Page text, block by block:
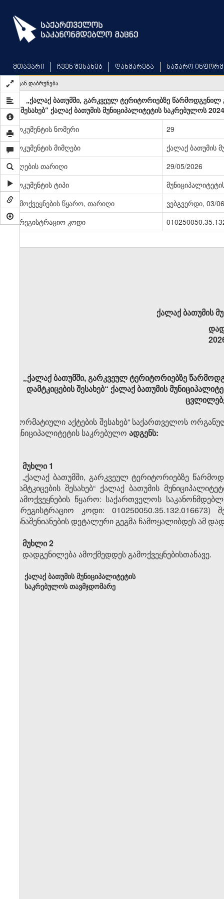
main
content
მთავარი ჩვენ შესახებ დახმარება საჯარო
უკან დაბრუნება
„ქალაქ ბათუმში, გარკვეულ ტერიტორიებზე წარმოდგენილ
შესახებ“ ქალაქ ბათუმის მუნიციპალიტეტის საკრებულოს
დოკუმენტის ნომერი
29
დოკუმენტის მიმღები
ქალაქ ბათუმის
მიღების თარიღი
29/05/2026
დოკუმენტის ტიპი
გამოქვეყნების წყარო, თარიღი
ვებგვერდი, 03/
სარეგისტრაციო კოდი
ქალაქ ბათუმის
„ქალაქ ბათუმში, გარკვეულ ტერიტორიებზე
დამტკიცების შესახებ“ ქალაქ ბათუმის
„ნორმატიული აქტების შესახებ“ საქართველოს
მუნიციპალიტეტის საკრებულო ადგენს:
მუხლი 1
„ქალაქ ბათუმში, გარკვეულ ტერიტორიებზე
დამტკიცების შესახებ“ ქალაქ ბათუმის
(გამოქვეყნების წყარო: საქართველოს
სარეგისტრაციო კოდი:
განაშენიანების დეტალური გეგმა ჩამოყალიბდეს ამ
მუხლი 2
დადგენილება ამოქმედდეს გამოქვეყნებისთანავე.
ქალაქ ბათუმის მუნიციპალიტეტის
საკრებულოს თავმჯდომარე